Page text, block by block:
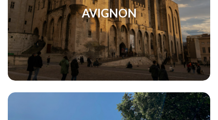
AVIGNON